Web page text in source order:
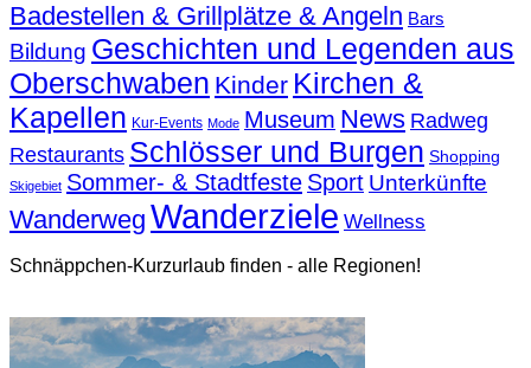
Badestellen & Grillplätze & Angeln Bars
Bildung Geschichten und Legenden aus
Oberschwaben Kinder Kirchen &
Kapellen Kur-Events Mode Museum News Radweg
Restaurants Schlösser und Burgen Shopping
Skigebiet Sommer- & Stadtfeste Sport Unterkünfte
Wanderweg Wanderziele Wellness
Schnäppchen-Kurzurlaub finden - alle Regionen!